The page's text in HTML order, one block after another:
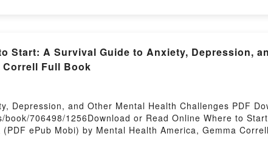
Start: A Survival Guide to Anxiety, Depression,
Correll Full Book
Depression, and Other Mental Health Challenges PDF
706498/1256Download or Read Online Where to
ePub Mobi) by Mental Health America, Gemma